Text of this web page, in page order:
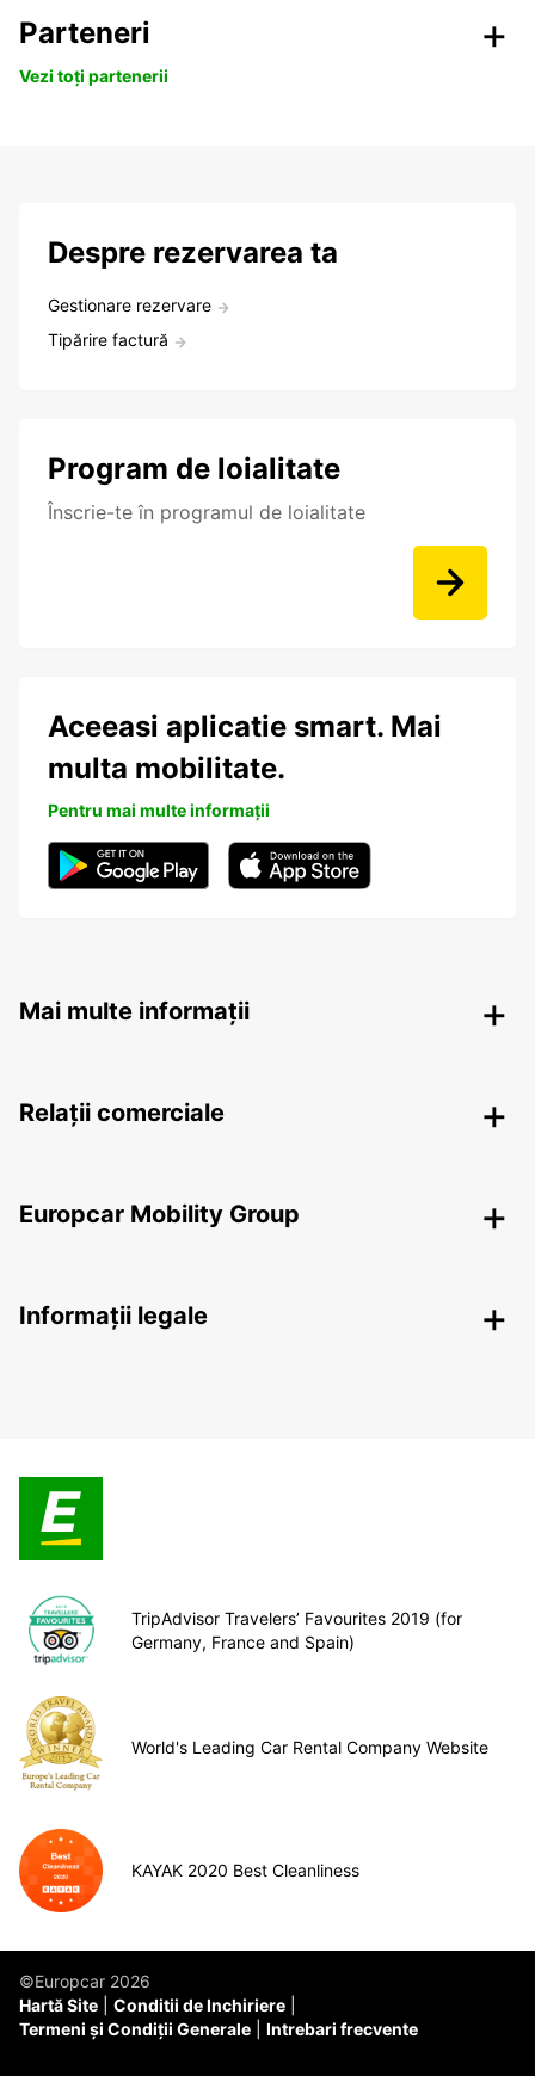
Parteneri
Vezi toți partenerii
Despre rezervarea ta
Gestionare rezervare
Tipărire factură
Program de loialitate
Înscrie-te în programul de loialitate
Aceeasi aplicatie smart. Mai
multa mobilitate.
Pentru mai multe informații
Mai multe informații
Relații comerciale
Europcar Mobility Group
Informații legale
TripAdvisor Travelers’ Favourites 2019 (for
Germany, France and Spain)
World's Leading Car Rental Company Website
KAYAK 2020 Best Cleanliness
©Europcar 2026
Hartă Site
Conditii de Inchiriere
Termeni și Condiții Generale
Intrebari frecvente